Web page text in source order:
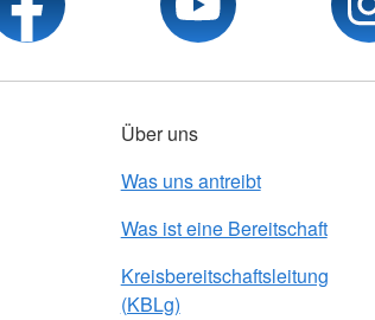
Über uns
Was uns antreibt
Was ist eine Bereitschaft
Kreisbereitschaftsleitung
(KBLg)